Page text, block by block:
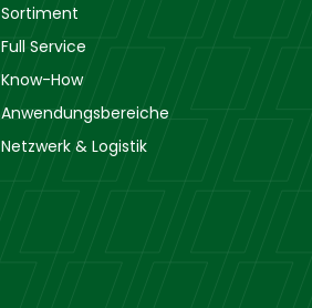
Sortiment
Full Service
Know-How
Anwendungsbereiche
Netzwerk & Logistik